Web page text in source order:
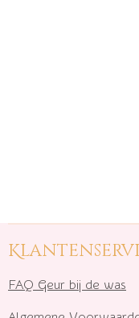
FAQ Geur bij de was